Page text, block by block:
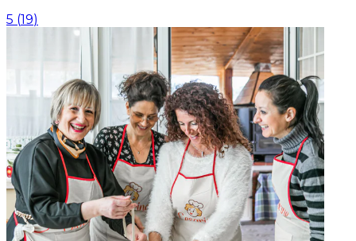
5 (19)